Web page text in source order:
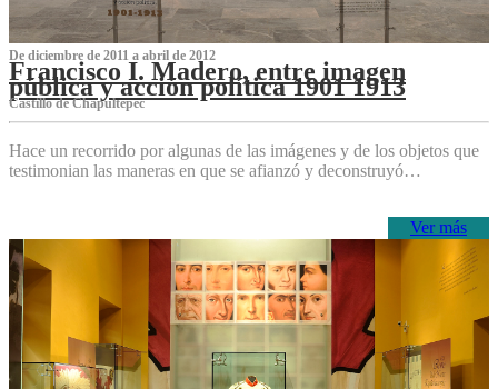
De diciembre de 2011 a abril de 2012
Francisco I. Madero, entre imagen
pública y acción política 1901 1913
Castillo de Chapultepec
Hace un recorrido por algunas de las imágenes y de los objetos que
testimonian las maneras en que se afianzó y deconstruyó…
Ver más